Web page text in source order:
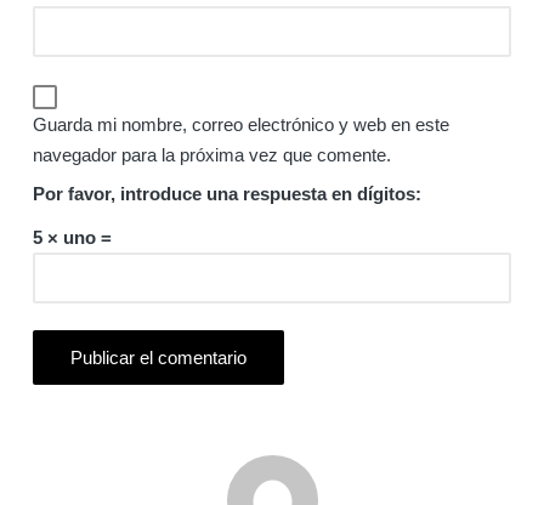
Guarda mi nombre, correo electrónico y web en este
navegador para la próxima vez que comente.
Por favor, introduce una respuesta en dígitos:
5 × uno =